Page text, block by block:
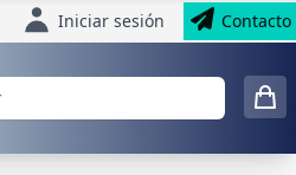
Iniciar sesión Contacto